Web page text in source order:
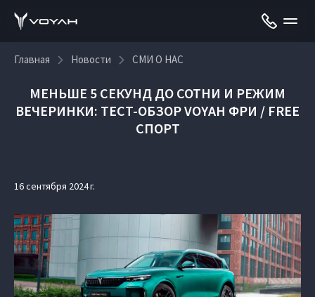
Главная Новости СМИ О НАС
МЕНЬШЕ 5 СЕКУНД ДО СОТНИ И РЕЖИМ
ВЕЧЕРИНКИ: ТЕСТ-ОБЗОР VOYAH ФРИ / FREE
СПОРТ
16 сентября 2024 г.